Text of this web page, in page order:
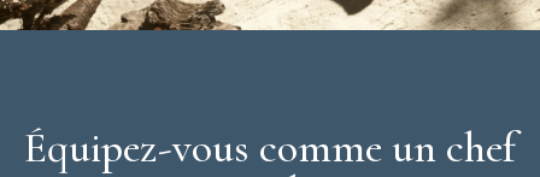
Équipez-vous comme un chef